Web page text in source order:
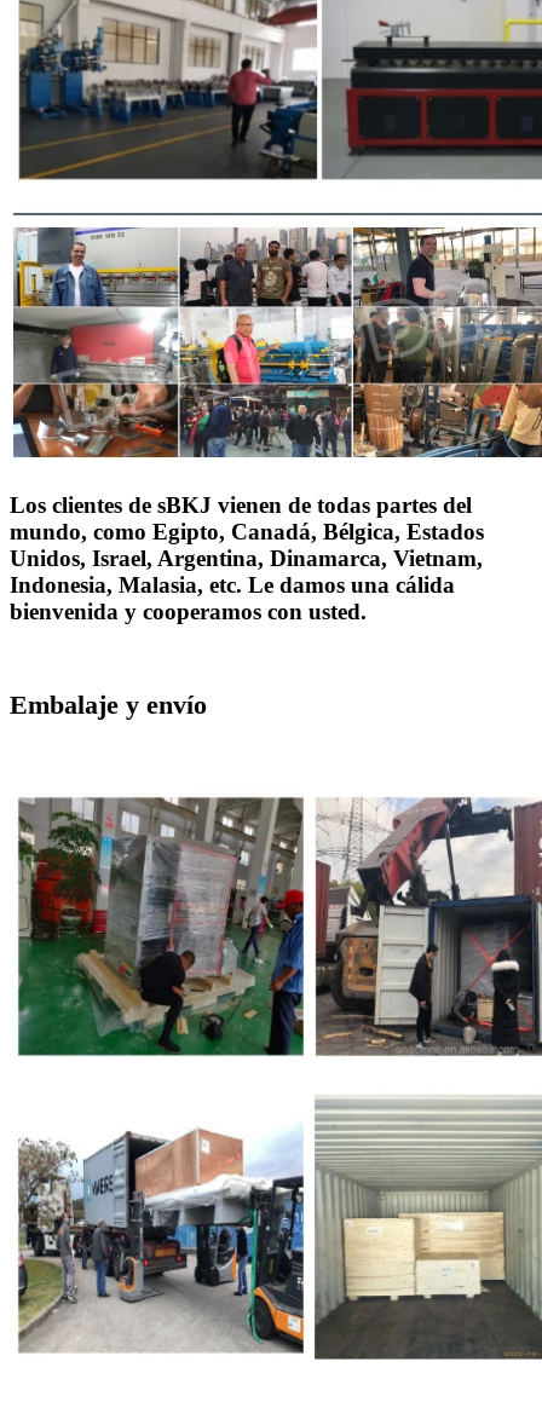
Los clientes de sBKJ vienen de todas partes del
mundo, como Egipto, Canadá, Bélgica, Estados
Unidos, Israel, Argentina, Dinamarca, Vietnam,
Indonesia, Malasia, etc. Le damos una cálida
bienvenida y cooperamos con usted.
Embalaje y envío